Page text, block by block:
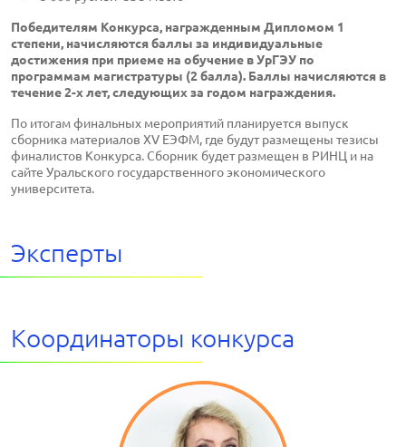
Победителям Конкурса, награжденным Дипломом 1
степени, начисляются баллы за индивидуальные
достижения при приеме на обучение в УрГЭУ по
программам магистратуры (2 балла). Баллы начисляются в
течение 2-х лет, следующих за годом награждения.
По итогам финальных мероприятий планируется выпуск
сборника материалов XV ЕЭФМ, где будут размещены тезисы
финалистов Конкурса. Сборник будет размещен в РИНЦ и на
сайте Уральского государственного экономического
университета.
Эксперты
Координаторы конкурса